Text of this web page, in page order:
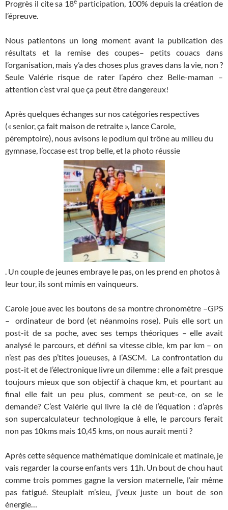
Progrès il cite sa 18 participation, 100% depuis la création de
l’épreuve.
Nous patientons un long moment avant la publication des
résultats et la remise des coupes– petits couacs dans
l’organisation, mais y’a des choses plus graves dans la vie, non ?
Seule Valérie risque de rater l’apéro chez Belle-maman –
attention c’est vrai que ça peut être dangereux!
Après quelques échanges sur nos catégories respectives
(« senior, ça fait maison de retraite », lance Carole,
péremptoire), nous avisons le podium qui trône au milieu du
gymnase, l’occase est trop belle, et la photo réussie
. Un couple de jeunes embraye le pas, on les prend en photos à
leur tour, ils sont mimis en vainqueurs.
Carole joue avec les boutons de sa montre chronomètre –GPS
– ordinateur de bord (et néanmoins rose). Puis elle sort un
post-it de sa poche, avec ses temps théoriques – elle avait
analysé le parcours, et défini sa vitesse cible, km par km – on
n’est pas des p’tites joueuses, à l’ASCM. La confrontation du
post-it et de l’électronique livre un dilemme : elle a fait presque
toujours mieux que son objectif à chaque km, et pourtant au
final elle fait un peu plus, comment se peut-ce, on se le
demande? C’est Valérie qui livre la clé de l’équation : d’après
son supercalculateur technologique à elle, le parcours ferait
non pas 10kms mais 10,45 kms, on nous aurait menti ?
Après cette séquence mathématique dominicale et matinale, je
vais regarder la course enfants vers 11h. Un bout de chou haut
comme trois pommes gagne la version maternelle, l’air même
pas fatigué. Steuplait m’sieu, j’veux juste un bout de son
énergie…